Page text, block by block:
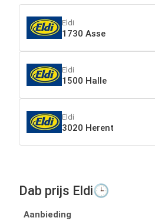
Eldi
1730 Asse
Eldi
1500 Halle
Eldi
3020 Herent
Dab prijs Eldi🕒
Aanbieding